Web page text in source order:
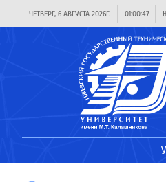
ЧЕТВЕРГ, 6 АВГУСТА 2026Г. 01:00:48